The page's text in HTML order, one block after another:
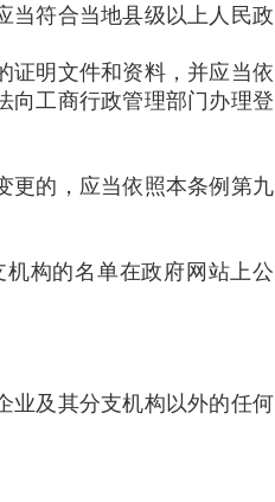
当符合当地县级以上人民政
明文件和资料，并应当依
向工商行政管理部门办理登
的，应当依照本条例第九
构的名单在政府网站上公
及其分支机构以外的任何